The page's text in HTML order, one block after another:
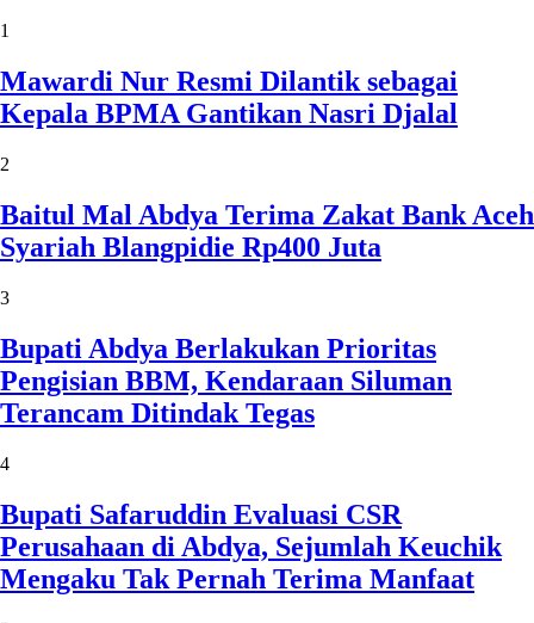
1
Mawardi Nur Resmi Dilantik sebagai
Kepala BPMA Gantikan Nasri Djalal
2
Baitul Mal Abdya Terima Zakat Bank Aceh
Syariah Blangpidie Rp400 Juta
3
Bupati Abdya Berlakukan Prioritas
Pengisian BBM, Kendaraan Siluman
Terancam Ditindak Tegas
4
Bupati Safaruddin Evaluasi CSR
Perusahaan di Abdya, Sejumlah Keuchik
Mengaku Tak Pernah Terima Manfaat